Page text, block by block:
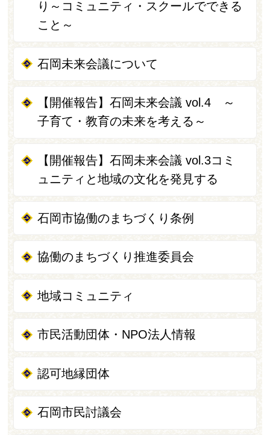
り～コミュニティ・スクールでできる
こと～
石岡未来会議について
【開催報告】石岡未来会議 vol.4 ～
子育て・教育の未来を考える～
【開催報告】石岡未来会議 vol.3コミ
ュニティと地域の文化を発見する
石岡市協働のまちづくり条例
協働のまちづくり推進委員会
地域コミュニティ
市民活動団体・NPO法人情報
認可地縁団体
石岡市民討議会